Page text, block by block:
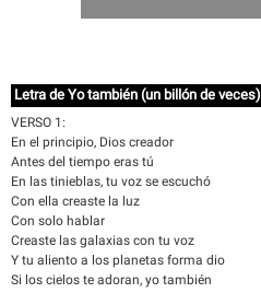
Letra de Yo también (un billón de veces)
VERSO 1:
En el principio, Dios creador
Antes del tiempo eras tú
En las tinieblas, tu voz se escuchó
Con ella creaste la luz
Con solo hablar
Creaste las galaxias con tu voz
Y tu aliento a los planetas forma dio
Si los cielos te adoran, yo también